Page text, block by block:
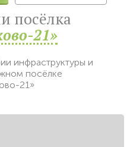
посёлка
21»
инфраструктуры и
посёлке
21»